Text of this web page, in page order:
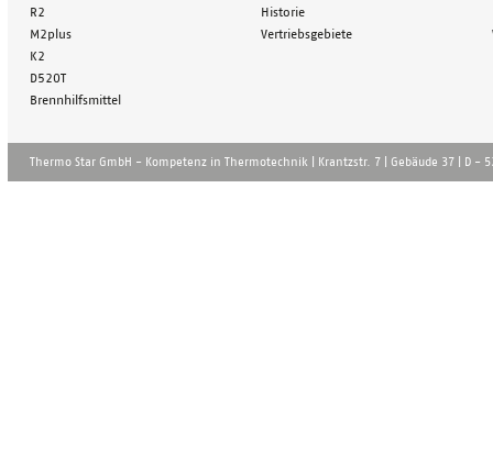
R2
M2plus
K2
D520T
Brennhilfsmittel
Historie
Vertriebsgebiete
Thermo Star GmbH - Kompetenz in Thermotechnik | Krantzstr. 7 | Gebä̈ude 37 | D -